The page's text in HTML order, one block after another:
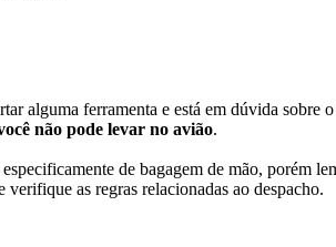
alguma ferramenta e está em dúvida sobre
não pode levar no avião.
de bagagem de mão, porém
verifique as regras relacionadas ao despacho.